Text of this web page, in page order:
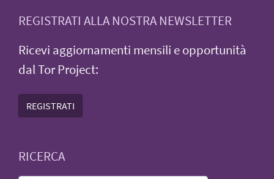
REGISTRATI ALLA NOSTRA NEWSLETTER
Ricevi aggiornamenti mensili e opportunità
dal Tor Project:
REGISTRATI
RICERCA